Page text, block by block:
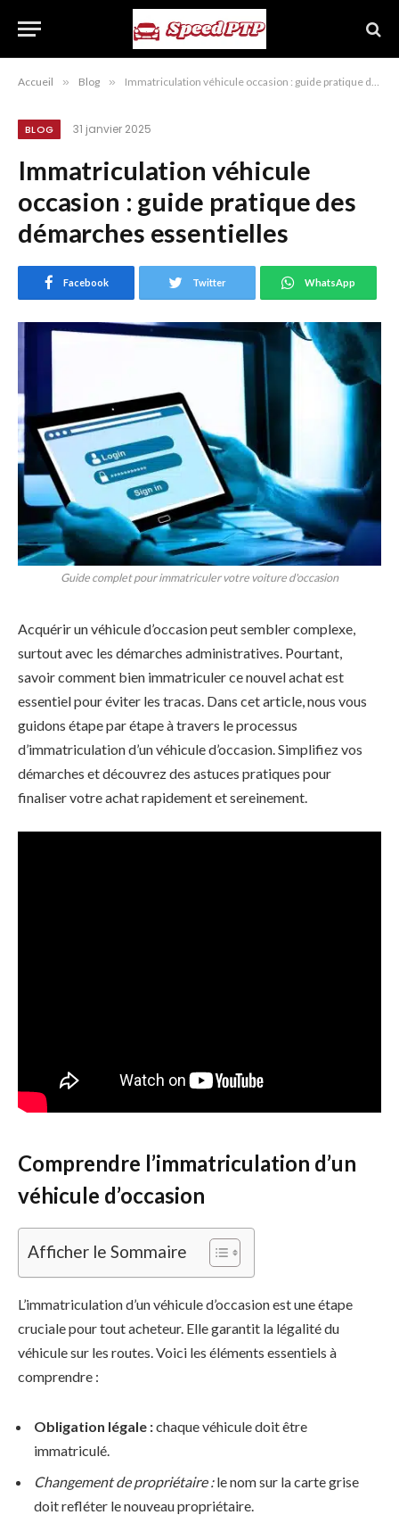
Accueil » Blog » Immatriculation véhicule occasion : guide pratique des démarches essentielles
BLOG 31 janvier 2025
Immatriculation véhicule
occasion : guide pratique des
démarches essentielles
Facebook Twitter WhatsApp
Guide complet pour immatriculer votre voiture d'occasion
Acquérir un véhicule d’occasion peut sembler complexe,
surtout avec les démarches administratives. Pourtant,
savoir comment bien immatriculer ce nouvel achat est
essentiel pour éviter les tracas. Dans cet article, nous vous
guidons étape par étape à travers le processus
d’immatriculation d’un véhicule d’occasion. Simplifiez vos
démarches et découvrez des astuces pratiques pour
finaliser votre achat rapidement et sereinement.
Comprendre l’immatriculation d’un
véhicule d’occasion
Afficher le Sommaire
L’immatriculation d’un véhicule d’occasion est une étape
cruciale pour tout acheteur. Elle garantit la légalité du
véhicule sur les routes. Voici les éléments essentiels à
comprendre :
Obligation légale :chaque véhicule doit être
immatriculé.
Changement de propriétaire :le nom sur la carte grise
doit refléter le nouveau propriétaire.